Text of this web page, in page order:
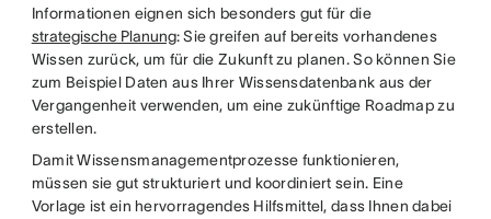
Informationen eignen sich besonders gut für die
strategische Planung: Sie greifen auf bereits vorhandenes
Wissen zurück, um für die Zukunft zu planen. So können Sie
zum Beispiel Daten aus Ihrer Wissensdatenbank aus der
Vergangenheit verwenden, um eine zukünftige Roadmap zu
erstellen.
Damit Wissensmanagementprozesse funktionieren,
müssen sie gut strukturiert und koordiniert sein. Eine
Vorlage ist ein hervorragendes Hilfsmittel, dass Ihnen dabei